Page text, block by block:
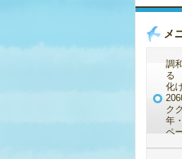
メ
調
る
化
ク
年
ペ